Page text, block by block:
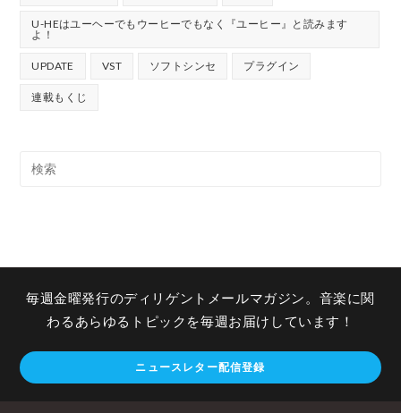
U-HEはユーヘーでもウーヒーでもなく『ユーヒー』と読みます
よ！
UPDATE VST ソフトシンセ プラグイン
連載もくじ
毎週金曜発行のディリゲントメールマガジン。音楽に関
わるあらゆるトピックを毎週お届けしています！
ニュースレター配信登録